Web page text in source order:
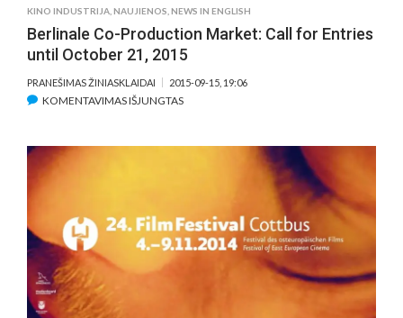
KINO INDUSTRIJA NAUJIENOS NEWS IN ENGLISH
Berlinale Co-Production Market: Call for Entries
until October 21, 2015
PRANEŠIMAS ŽINIASKLAIDAI 2015-09-15, 19:06
KOMENTAVIMAS IŠJUNGTASĮRAŠE
ENTRIES
UNTIL